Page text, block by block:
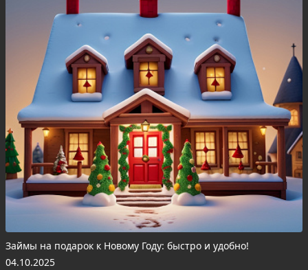
Займы на подарок к Новому Году: быстро и удобно!
04.10.2025